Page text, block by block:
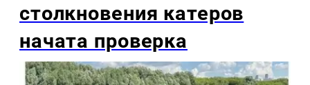
столкновения катеров
начата проверка